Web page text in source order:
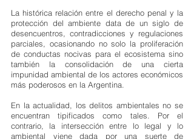
La histórica relación entre el derecho penal y la
protección del ambiente data de un siglo de
desencuentros, contradicciones y regulaciones
parciales, ocasionando no solo la proliferación
de conductas nocivas para el ecosistema sino
también la consolidación de una cierta
impunidad ambiental de los actores económicos
más poderosos en la Argentina.
En la actualidad, los delitos ambientales no se
encuentran tipificados como tales. Por el
contrario, la intersección entre lo legal y lo
ambiental viene dada por una suerte de